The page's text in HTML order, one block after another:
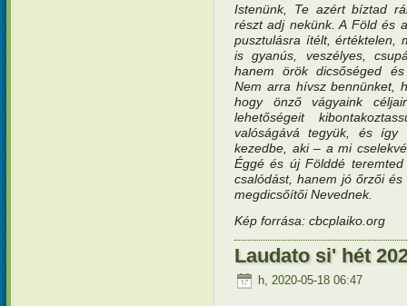
Istenünk, Te azért bíztad
részt adj nekünk. A Föld és
pusztulásra ítélt, értéktelen,
is gyanús, veszélyes,
hanem örök dicsőséged és
Nem arra hívsz bennünket,
hogy önző vágyaink
lehetőségeit
valóságává tegyük, és
kezedbe, aki – a mi
Éggé és új Földdé
csalódást, hanem jó őrzői
megdicsőítői Nevednek.
Kép forrása: cbcplaiko.org
Laudato si' hét
h, 2020-05-18 06:47